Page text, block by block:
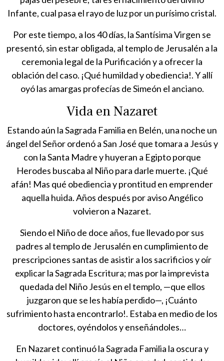
Infante, cual pasa el rayo de luz por un purísimo cristal.
Por este tiempo, a los 40 días, la Santísima Virgen se
presentó, sin estar obligada, al templo de Jerusalén a la
ceremonia legal de la Purificación y a ofrecer la
oblación del caso. ¡Qué humildad y obediencia!. Y allí
oyó las amargas profecías de Simeón el anciano.
Vida en Nazaret
Estando aún la Sagrada Familia en Belén, una noche un
ángel del Señor ordenó a San José que tomara a Jesús y
con la Santa Madre y huyeran a Egipto porque
Herodes buscaba al Niño para darle muerte. ¡Qué
afán! Mas qué obediencia y prontitud en emprender
aquella huida. Años después por aviso Angélico
volvieron a Nazaret.
Siendo el Niño de doce años, fue llevado por sus
padres al templo de Jerusalén en cumplimiento de
prescripciones santas de asistir a los sacrificios y oír
explicar la Sagrada Escritura; mas por la imprevista
quedada del Niño Jesús en el templo, —que ellos
juzgaron que se les había perdido—, ¡Cuánto
sufrimiento hasta encontrarlo!. Estaba en medio de los
doctores, oyéndolos y enseñándoles…
En Nazaret continuó la Sagrada Familia la oscura y